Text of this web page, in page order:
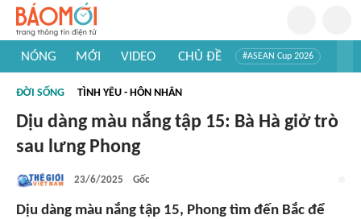
NÓNG MỚI VIDEO CHỦ ĐỀ #ASEAN Cup 2026
#Khám phá thế giới
ĐỜI SỐNG TÌNH YÊU - HÔN NHÂN
Dịu dàng màu nắng tập 15: Bà Hà giở trò
sau lưng Phong
23/6/2025 Gốc
Dịu dàng màu nắng tập 15, Phong tìm đến Bắc để